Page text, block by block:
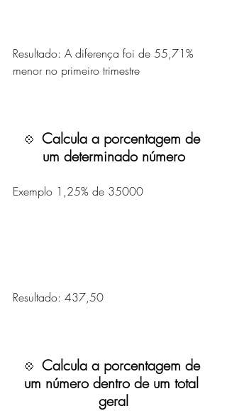
Resultado: A diferença foi de 55,71%
menor no primeiro trimestre
💠 Calcula a porcentagem de
um determinado número
Exemplo 1,25% de 35000
Resultado: 437,50
💠 Calcula a porcentagem de
um número dentro de um total
geral